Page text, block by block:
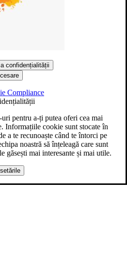
confidențialității
Compliance
pentru a-ți putea oferi cea mai
Informațiile cookie sunt stocate în
a te recunoaște când te întorci pe
noastră să înțeleagă care sunt
găsești mai interesante și mai utile.